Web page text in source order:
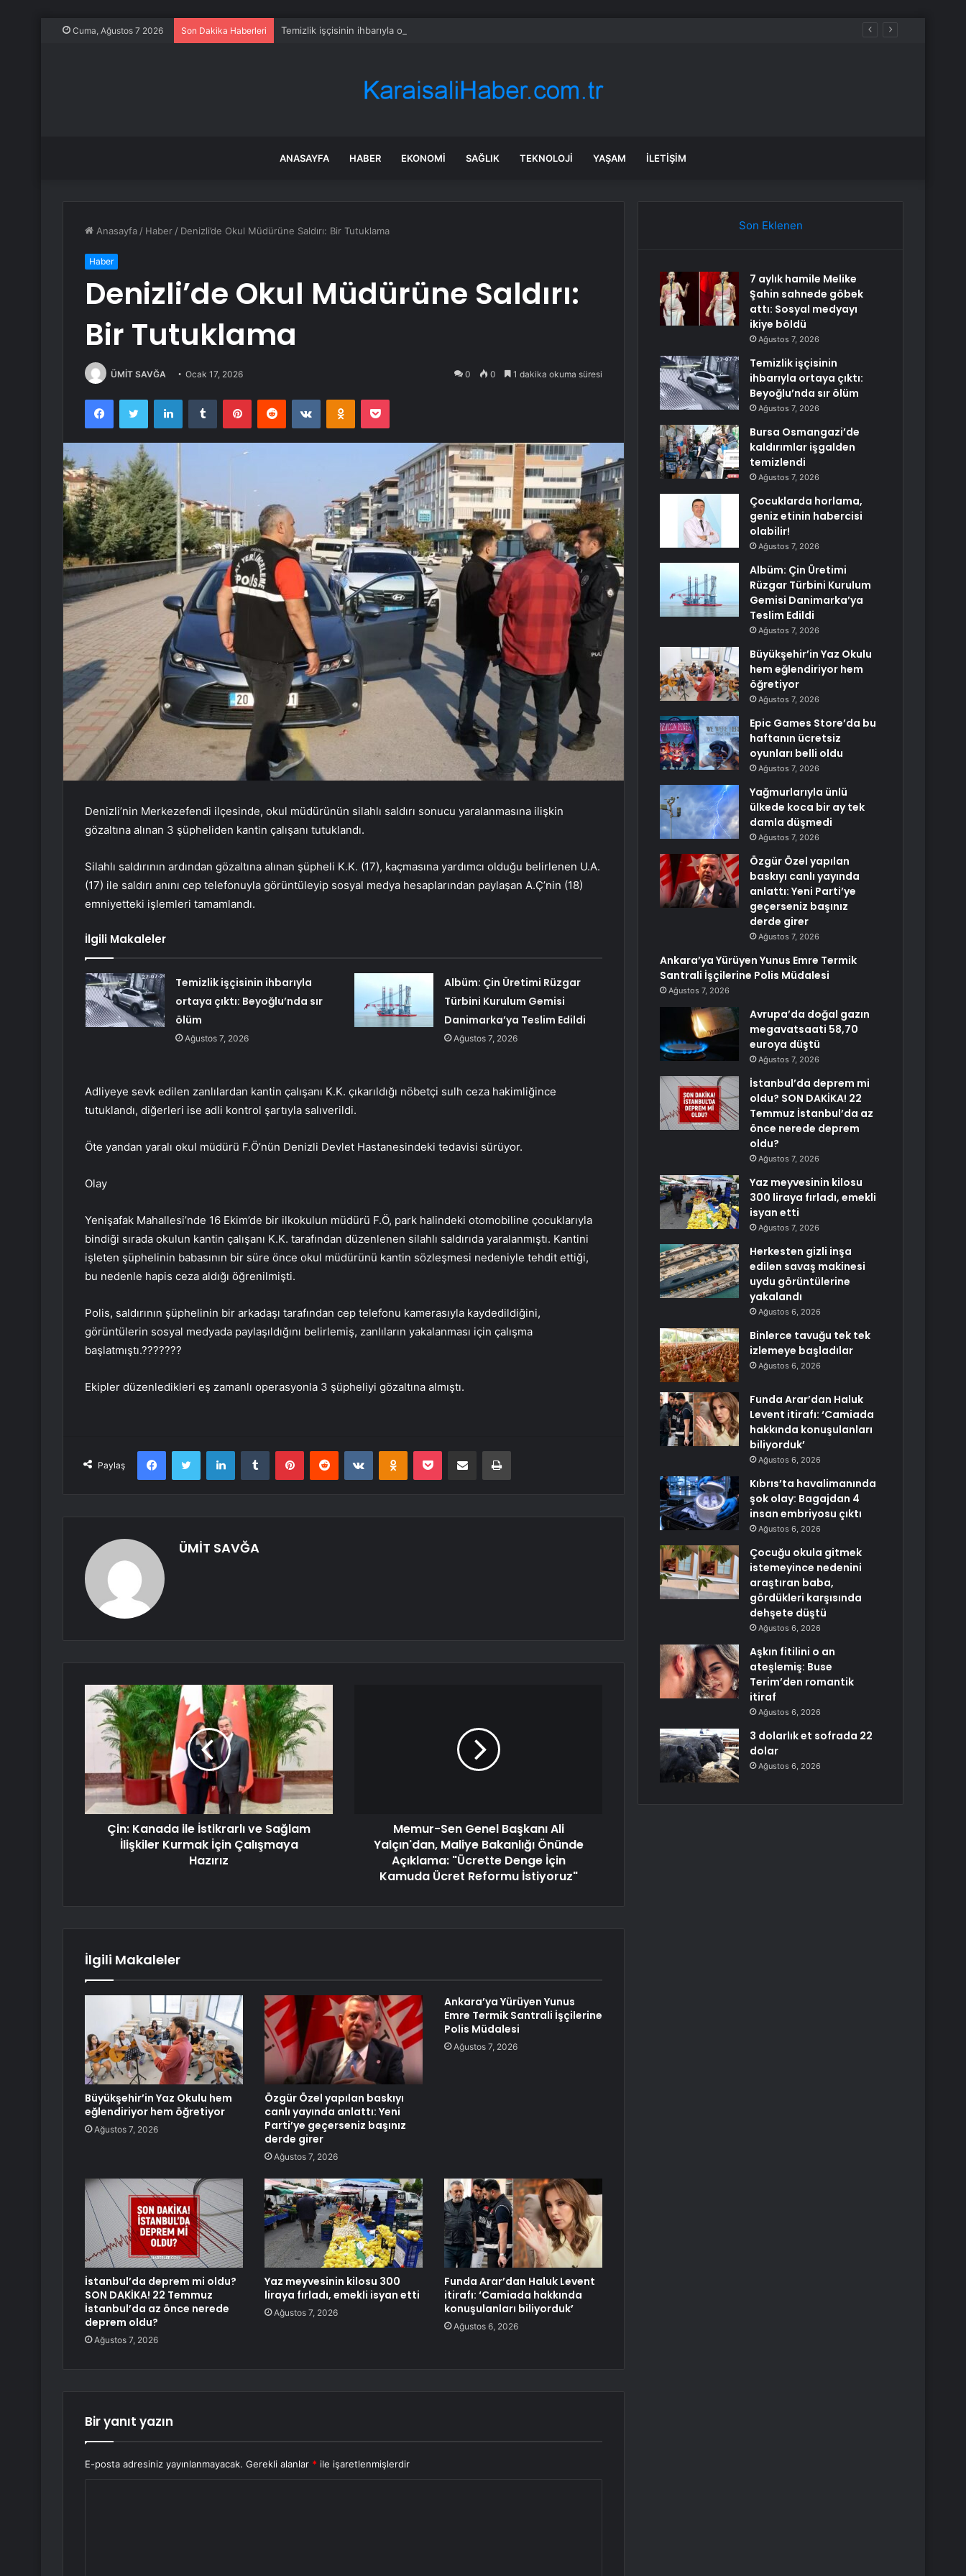
Cuma, Ağustos 7 2026 Son Dakika Haberleri Temizlik işçisinin ihbarıyla ortaya çıktı: Beyoğlu’nda sır ölüm
ANASAYFA HABER EKONOMI SAĞLIK TEKNOLOJI YAŞAM İLETIŞIM
Anasayfa / Haber / Denizli’de Okul Müdürüne Saldırı: Bir Tutuklama
Haber
Denizli’de Okul Müdürüne Saldırı:
Bir Tutuklama
ÜMİT SAVĞA Ocak 17, 2026 0 0 1 dakika okuma süresi
FacebookTwitter LinkedInTumblr PinterestReddit VKontakteOdnoklassniki
Pocket
Denizli’nin Merkezefendi ilçesinde, okul müdürünün silahlı saldırı sonucu yaralanmasına ilişkin
gözaltına alınan 3 şüpheliden kantin çalışanı tutuklandı.
Silahlı saldırının ardından gözaltına alınan şüpheli K.K. (17), kaçmasına yardımcı olduğu belirlenen U.A.
(17) ile saldırı anını cep telefonuyla görüntüleyip sosyal medya hesaplarından paylaşan A.Ç’nin (18)
emniyetteki işlemleri tamamlandı.
İlgili Makaleler
Temizlik işçisinin ihbarıyla
ortaya çıktı: Beyoğlu’nda sır
ölüm
Ağustos 7, 2026
Albüm: Çin Üretimi Rüzgar
Türbini Kurulum Gemisi
Danimarka’ya Teslim Edildi
Ağustos 7, 2026
Adliyeye sevk edilen zanlılardan kantin çalışanı K.K. çıkarıldığı nöbetçi sulh ceza hakimliğince
tutuklandı, diğerleri ise adli kontrol şartıyla salıverildi.
Öte yandan yaralı okul müdürü F.Ö’nün Denizli Devlet Hastanesindeki tedavisi sürüyor.
Olay
Yenişafak Mahallesi’nde 16 Ekim’de bir ilkokulun müdürü F.Ö, park halindeki otomobiline çocuklarıyla
bindiği sırada okulun kantin çalışanı K.K. tarafından düzenlenen silahlı saldırıda yaralanmıştı. Kantini
işleten şüphelinin babasının bir süre önce okul müdürünü kantin sözleşmesi nedeniyle tehdit ettiği,
bu nedenle hapis ceza aldığı öğrenilmişti.
Polis, saldırının şüphelinin bir arkadaşı tarafından cep telefonu kamerasıyla kaydedildiğini,
görüntülerin sosyal medyada paylaşıldığını belirlemiş, zanlıların yakalanması için çalışma
başlatmıştı.???????
Ekipler düzenledikleri eş zamanlı operasyonla 3 şüpheliyi gözaltına almıştı.
Paylaş
FacebookTwitter LinkedInTumblr PinterestReddit VKontakteOdnoklassniki
Pocket E-Posta ile paylaş Yazdır
ÜMİT SAVĞA
Çin: Kanada ile İstikrarlı ve Sağlam
İlişkiler Kurmak İçin Çalışmaya
Hazırız
Memur-Sen Genel Başkanı Ali
Yalçın'dan, Maliye Bakanlığı Önünde
Açıklama: "Ücrette Denge İçin
Kamuda Ücret Reformu İstiyoruz"
İlgili Makaleler
Büyükşehir’in Yaz Okulu hem
eğlendiriyor hem öğretiyor
Ağustos 7, 2026
Özgür Özel yapılan baskıyı
canlı yayında anlattı: Yeni
Parti’ye geçerseniz başınız
derde girer
Ağustos 7, 2026
Ankara’ya Yürüyen Yunus
Emre Termik Santrali İşçilerine
Polis Müdalesi
Ağustos 7, 2026
İstanbul’da deprem mi oldu?
SON DAKİKA! 22 Temmuz
İstanbul’da az önce nerede
deprem oldu?
Ağustos 7, 2026
Yaz meyvesinin kilosu 300
liraya fırladı, emekli isyan etti
Ağustos 7, 2026
Funda Arar’dan Haluk Levent
itirafı: ‘Camiada hakkında
konuşulanları biliyorduk’
Ağustos 6, 2026
Bir yanıt yazın
E-posta adresiniz yayınlanmayacak. Gerekli alanlar * ile işaretlenmişlerdir
Son Eklenen
7 aylık hamile Melike
Şahin sahnede göbek
attı: Sosyal medyayı
ikiye böldü
Ağustos 7, 2026
Temizlik işçisinin
ihbarıyla ortaya çıktı:
Beyoğlu’nda sır ölüm
Ağustos 7, 2026
Bursa Osmangazi’de
kaldırımlar işgalden
temizlendi
Ağustos 7, 2026
Çocuklarda horlama,
geniz etinin habercisi
olabilir!
Ağustos 7, 2026
Albüm: Çin Üretimi
Rüzgar Türbini Kurulum
Gemisi Danimarka’ya
Teslim Edildi
Ağustos 7, 2026
Büyükşehir’in Yaz Okulu
hem eğlendiriyor hem
öğretiyor
Ağustos 7, 2026
Epic Games Store’da bu
haftanın ücretsiz
oyunları belli oldu
Ağustos 7, 2026
Yağmurlarıyla ünlü
ülkede koca bir ay tek
damla düşmedi
Ağustos 7, 2026
Özgür Özel yapılan
baskıyı canlı yayında
anlattı: Yeni Parti’ye
geçerseniz başınız
derde girer
Ağustos 7, 2026
Ankara’ya Yürüyen Yunus Emre Termik
Santrali İşçilerine Polis Müdalesi
Ağustos 7, 2026
Avrupa’da doğal gazın
megavatsaati 58,70
euroya düştü
Ağustos 7, 2026
İstanbul’da deprem mi
oldu? SON DAKİKA! 22
Temmuz İstanbul’da az
önce nerede deprem
oldu?
Ağustos 7, 2026
Yaz meyvesinin kilosu
300 liraya fırladı, emekli
isyan etti
Ağustos 7, 2026
Herkesten gizli inşa
edilen savaş makinesi
uydu görüntülerine
yakalandı
Ağustos 6, 2026
Binlerce tavuğu tek tek
izlemeye başladılar
Ağustos 6, 2026
Funda Arar’dan Haluk
Levent itirafı: ‘Camiada
hakkında konuşulanları
biliyorduk’
Ağustos 6, 2026
Kıbrıs’ta havalimanında
şok olay: Bagajdan 4
insan embriyosu çıktı
Ağustos 6, 2026
Çocuğu okula gitmek
istemeyince nedenini
araştıran baba,
gördükleri karşısında
dehşete düştü
Ağustos 6, 2026
Aşkın fitilini o an
ateşlemiş: Buse
Terim’den romantik
itiraf
Ağustos 6, 2026
3 dolarlık et sofrada 22
dolar
Ağustos 6, 2026